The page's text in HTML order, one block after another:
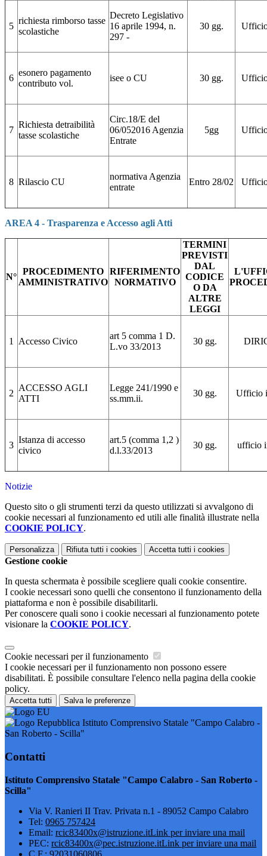
5
richiesta rimborso tasse
scolastiche
Decreto Legislativo
16 aprile 1994, n.
297 -
30 gg.
6
esonero pagamento
contributo vol.
isee o CU 30 gg.
7
Richiesta detraibilità
tasse scolastiche
Circ.18/E del
06/052016 Agenzia
Entrate
5gg
8 Rilascio CU
normativa Agenzia
entrate
Entro 28/02
AREA 4 - Trasparenza e Accesso agli Atti
N°
PROCEDIMENTO
AMMINISTRATIVO
RIFERIMENTO
NORMATIVO
TERMINI
PREVISTI
DAL
CODICE
O DA
ALTRE
LEGGI
1 Accesso Civico
art 5 comma 1 D.
L.vo 33/2013
30 gg.
2
ACCESSO AGLI
ATTI
Legge 241/1990 e
ss.mm.ii.
30 gg. Ufficio
3
Istanza di accesso
civico
art.5 (comma 1,2 )
d.l.33/2013
30 gg. ufficio
Notizie
Questo sito o gli strumenti terzi da questo utilizzati si avvalgono di
cookie necessari al funzionamento ed utili alle finalità illustrate nella
COOKIE POLICY.
Personalizza Rifiuta tutti i cookies Accetta tutti i cookies
Gestione cookie
In questa schermata è possibile scegliere quali cookie consentire.
I cookie necessari sono quelli che consentono il funzionamento della
piattaforma e non è possibile disabilitarli.
Per conoscere quali sono i cookie necessari al funzionamento potete
visionare la COOKIE POLICY.
Cookie necessari per il funzionamento
I cookie necessari per il funzionamento non possono essere
disabilitati. È possibile consultare l'elenco nella pagina della cookie
policy.
Accetta tutti Salva le preferenze
Istituto Comprensivo Statale "Campo Calabro -
San Roberto - Scilla"
Contatti
Istituto Comprensivo Statale "Campo Calabro - San Roberto -
Scilla"
Via V. Ranieri II Trav. Privata n.1 - 89052 Campo Calabro
Tel: 0965 757424
Email: rcic83400x@istruzione.itLink per inviare una mail
PEC: rcic83400x@pec.istruzione.itLink per inviare una mail
C.F.: 92031060806